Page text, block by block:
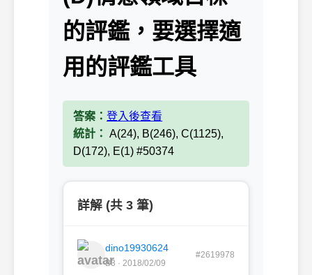
的評鑑，要選擇適
用的評鑑工具
答案： 登入後查看
統計： A(24), B(246), C(1125),
D(172), E(1) #50374
詳解 (共 3 筆)
dino19930624
B3 · 2018/02/09
#2619978